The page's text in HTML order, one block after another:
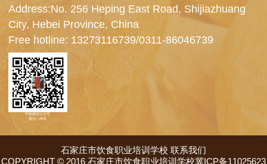
Address:No. 256 Heping East Road, Shijiazhuang
City, Hebei Province, China
Free hotline: 13273116739/0311-86046739
学校微信公众号
微信二维码
石家庄市饮食职业培训学校 联系我们
COPYRIGHT © 2016 石家庄市饮食职业培训学校冀ICP备11025623